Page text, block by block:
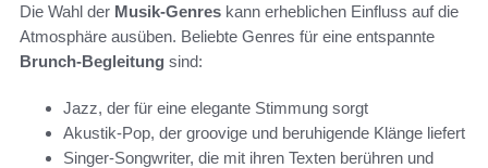
Die Wahl der Musik-Genres kann erheblichen Einfluss auf die
Atmosphäre ausüben. Beliebte Genres für eine entspannte
Brunch-Begleitung sind:
Jazz, der für eine elegante Stimmung sorgt
Akustik-Pop, der groovige und beruhigende Klänge liefert
Singer-Songwriter, die mit ihren Texten berühren und